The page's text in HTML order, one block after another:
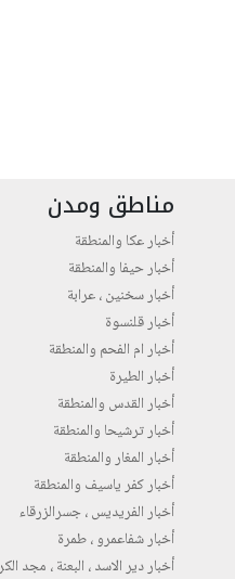
مناطق ومدن
أخبار عكا والمنطقة
أخبار حيفا والمنطقة
أخبار سخنين ، عرابة
أخبار قلنسوة
أخبار ام الفحم والمنطقة
أخبار الطيرة
أخبار القدس والمنطقة
أخبار ترشيحا والمنطقة
أخبار المغار والمنطقة
أخبار كفر ياسيف والمنطقة
أخبار الفريديس ، جسرالزرقاء
أخبار شفاعمرو ، طمرة
أخبار دير الاسد ، البعنة ، مجد